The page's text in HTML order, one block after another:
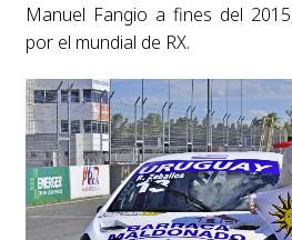
Manuel Fangio a fines del
por el mundial de RX.